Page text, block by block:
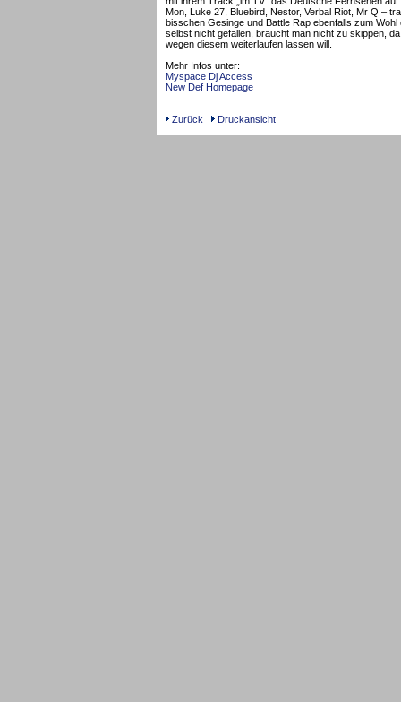
Mon, Luke 27, Bluebird, Nestor, Verbal Riot, Mr Q –
bisschen Gesinge und Battle Rap ebenfalls zum
selbst nicht gefallen, braucht man nicht zu skippen,
wegen diesem weiterlaufen lassen will.
Mehr Infos unter:
Myspace Dj Access
New Def Homepage
Zurück Druckansicht